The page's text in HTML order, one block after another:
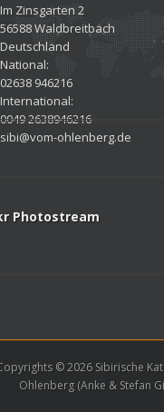
Im Zinsgarten 2
56588 Waldbreitbach
Deutschland
National:
02638 946216
International:
0049 2638946216
sibi@vom-ohlenberg.de
Photostream
© 2026 Sibirische
Ohlenberg (Anke & Stefan